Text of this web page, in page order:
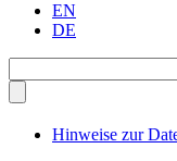
EN
DE
Hinweise zur